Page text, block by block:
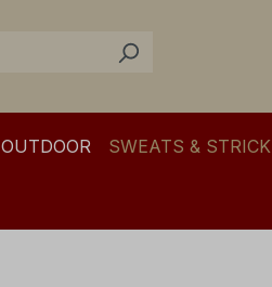
OUTDOOR SWEATS & STRICK